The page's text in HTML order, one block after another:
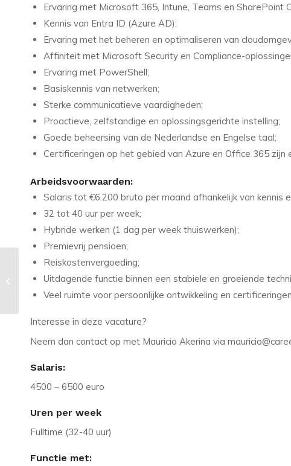
Ervaring met Microsoft 365, Intune, Teams en SharePoint
Kennis van Entra ID (Azure AD);
Ervaring met het beheren en optimaliseren van
Affiniteit met Microsoft Security en Compliance-
Ervaring met PowerShell;
Basiskennis van netwerken;
Sterke communicatieve vaardigheden;
Proactieve, zelfstandige en oplossingsgerichte instelling;
Goede beheersing van de Nederlandse en Engelse taal;
Certificeringen op het gebied van Azure en Office 365 zijn
Arbeidsvoorwaarden:
Salaris tot €6.200 bruto per maand afhankelijk van kennis
32 tot 40 uur per week;
Hybride werken (1 dag per week thuiswerken);
Premievrij pensioen;
Reiskostenvergoeding;
Uitdagende functie binnen een stabiele en groeiende
Veel ruimte voor persoonlijke ontwikkeling en
Interesse in deze vacature?
Neem dan contact op met Mauricio Akerina via
Salaris:
4500 – 6500 euro
Uren per week
Fulltime (32-40 uur)
Functie met:
Vacature in Apeldoorn:
Combinatierol: Embedded
Hardware/ Software